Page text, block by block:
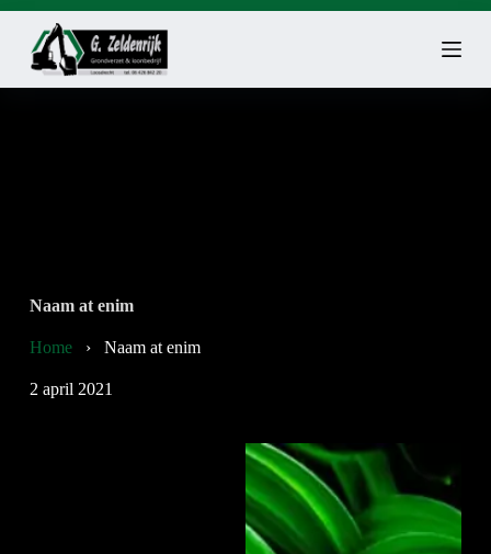
Naam at enim
Home› Naam at enim
2 april 2021